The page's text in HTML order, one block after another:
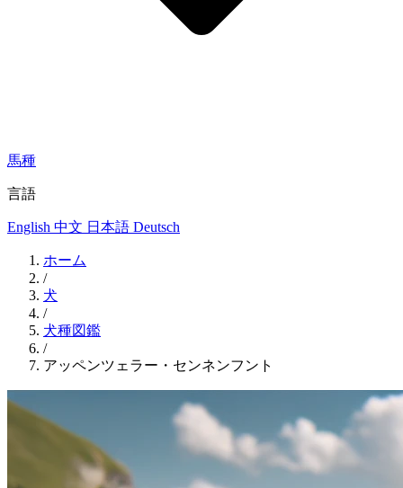
馬種
言語
English 中文 日本語 Deutsch
ホーム
/
犬
/
犬種図鑑
/
アッペンツェラー・センネンフント